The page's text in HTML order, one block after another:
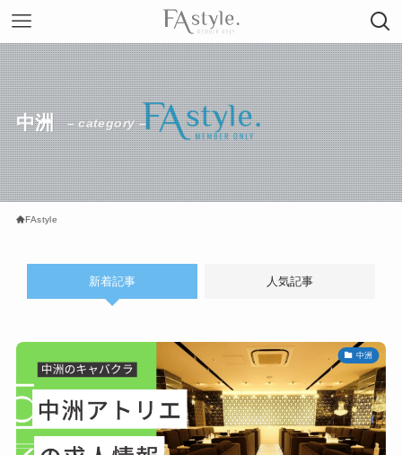
中洲 – category –
FAstyle
新着記事 人気記事
中洲